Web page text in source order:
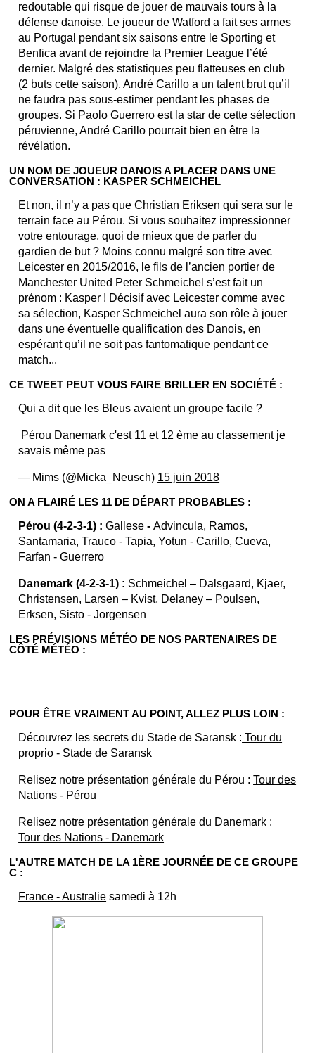
redoutable qui risque de jouer de mauvais tours à la
défense danoise. Le joueur de Watford a fait ses armes
au Portugal pendant six saisons entre le Sporting et
Benfica avant de rejoindre la Premier League l’été
dernier. Malgré des statistiques peu flatteuses en club
(2 buts cette saison), André Carillo a un talent brut qu’il
ne faudra pas sous-estimer pendant les phases de
groupes. Si Paolo Guerrero est la star de cette sélection
péruvienne, André Carillo pourrait bien en être la
révélation.
UN NOM DE JOUEUR DANOIS A PLACER DANS UNE
CONVERSATION : KASPER SCHMEICHEL
Et non, il n’y a pas que Christian Eriksen qui sera sur le
terrain face au Pérou. Si vous souhaitez impressionner
votre entourage, quoi de mieux que de parler du
gardien de but ? Moins connu malgré son titre avec
Leicester en 2015/2016, le fils de l’ancien portier de
Manchester United Peter Schmeichel s’est fait un
prénom : Kasper ! Décisif avec Leicester comme avec
sa sélection, Kasper Schmeichel aura son rôle à jouer
dans une éventuelle qualification des Danois, en
espérant qu’il ne soit pas fantomatique pendant ce
match...
CE TWEET PEUT VOUS FAIRE BRILLER EN SOCIÉTÉ :
Qui a dit que les Bleus avaient un groupe facile ?
Pérou Danemark c'est 11 et 12 ème au classement je
savais même pas
— Mims (@Micka_Neusch) 15 juin 2018
ON A FLAIRÉ LES 11 DE DÉPART PROBABLES :
Pérou (4-2-3-1) :Gallese -Advincula, Ramos,
Santamaria, Trauco - Tapia, Yotun - Carillo, Cueva,
Farfan - Guerrero
Danemark (4-2-3-1) : Schmeichel – Dalsgaard, Kjaer,
Christensen, Larsen – Kvist, Delaney – Poulsen,
Erksen, Sisto - Jorgensen
LES PRÉVISIONS MÉTÉO DE NOS PARTENAIRES DE
CÔTÉ MÉTÉO :
POUR ÊTRE VRAIMENT AU POINT, ALLEZ PLUS LOIN :
Découvrez les secrets du Stade de Saransk : Tour du
proprio - Stade de Saransk
Relisez notre présentation générale du Pérou :Tour des
Nations - Pérou
Relisez notre présentation générale du Danemark :
Tour des Nations - Danemark
L'AUTRE MATCH DE LA 1ÈRE JOURNÉE DE CE GROUPE
C :
France - Australie samedi à 12h